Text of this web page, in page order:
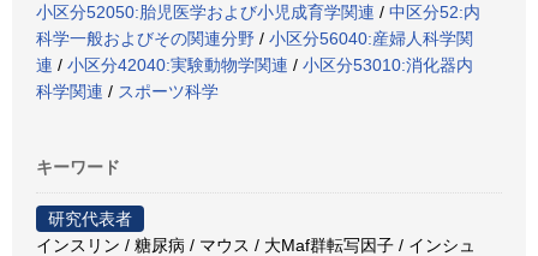
小区分52050:胎児医学および小児成育学関連 / 中区分52:内
科学一般およびその関連分野 / 小区分56040:産婦人科学関
連 / 小区分42040:実験動物学関連 / 小区分53010:消化器内
科学関連 / スポーツ科学
キーワード
研究代表者
インスリン / 糖尿病 / マウス / 大Maf群転写因子 / インシュ